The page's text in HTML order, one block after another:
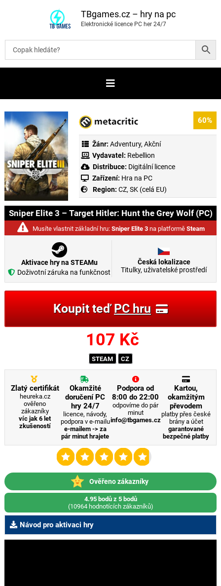
t
b
TBgames.cz – hry na pc
Elektronické licence PC her 24/7
60%
Žánr: Adventury, Akční
Vydavatel: Rebellion
Distribuce: Digitální licence
Zařízení: Hra na PC
Region: CZ, SK (celá EU)
Sniper Elite 3 – Target Hitler: Hunt the Grey Wolf (PC)
Musíte vlastnit základní hru: Sniper Elite 3 na platformě Steam
Aktivace hry na STEAMu
Doživotní záruka na funkčnost
Česká lokalizace
Titulky, uživatelské prostředí
Koupit teďPC hru
107 Kč
STEAM CZ
Zlatý certifikát
heureka.cz
ověřeno
zákazníky
víc jak 6 let
zkušeností
Okamžité
doručení PC
hry 24/7
licence, návody,
podpora v e-mailu
e-mailem -> za
pár minut hrajete
Podpora od
8:00 do 22:00
odpovíme do pár
minut
info@tbgames.cz
Kartou,
okamžitým
převodem
platby přes české
brány a účet
garantované
bezpečné platby
Ověřeno zákazníky
4.95 bodů z 5 bodů
(10964 hodnotících zákazníků)
Návod pro aktivaci hry